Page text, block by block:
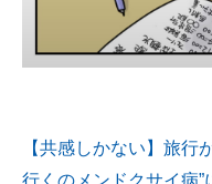
【共感しかない】旅